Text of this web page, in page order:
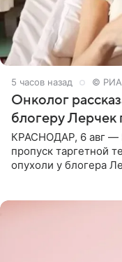
5 часов назад © РИА
Онколог
блогеру Лерчек
КРАСНОДАР, 6 авг —
пропуск таргетной
опухоли у блогера